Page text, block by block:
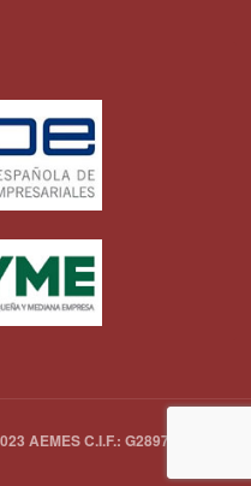
AEMES C.I.F.: G28972792